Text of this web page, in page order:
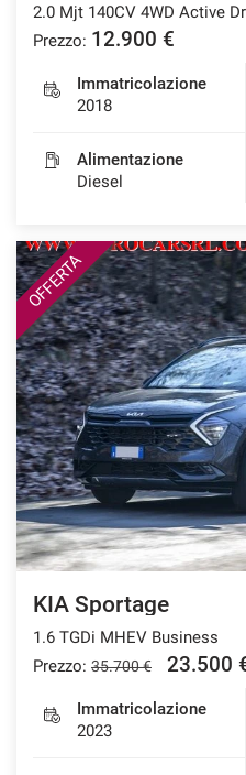
2.0 Mjt 140CV 4WD Active
Prezzo: 12.900 €
Immatricolazione
2018
Alimentazione
Diesel
OFFERTA
KIA Sportage
1.6 TGDi MHEV Business
Prezzo: 35.700 € 23.500
Immatricolazione
2023